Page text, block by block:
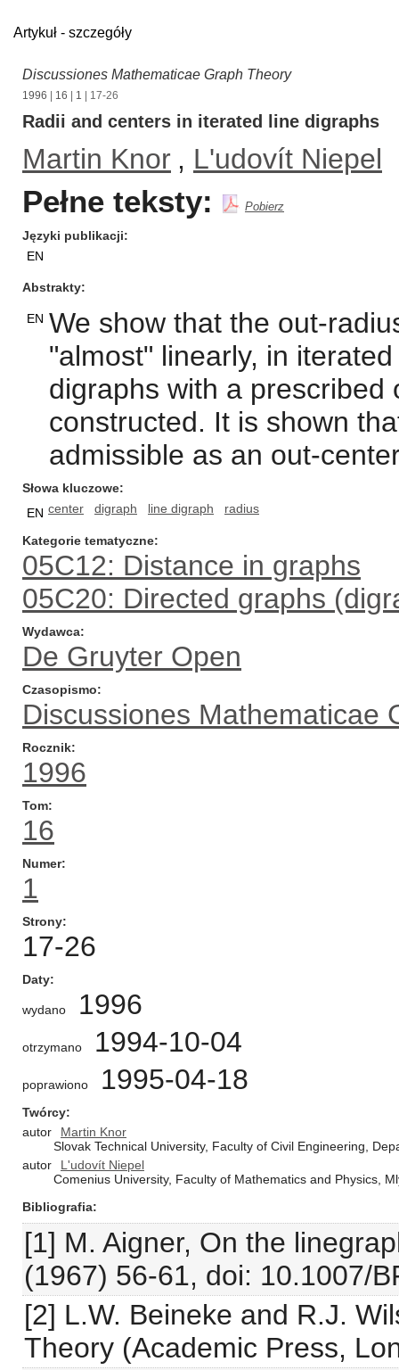
Artykuł - szczegóły
Discussiones Mathematicae Graph Theory
1996 16 1 | 17-26
Radii and centers in iterated line digraphs
Martin Knor , L'udovít Niepel
Pełne teksty: Pobierz
Języki publikacji
EN
Abstrakty
EN We show that the out-
"almost" linearly, in
digraphs with a prescribed
constructed. It is shown
admissible as an out-
Słowa kluczowe
EN center digraph line digraph radius
Kategorie tematyczne
05C12: Distance in graphs
05C20: Directed graphs
Wydawca
De Gruyter Open
Czasopismo
Discussiones Mathematicae
Rocznik
1996
Tom
16
Numer
1
Strony
17-26
Daty
wydano 1996
otrzymano 1994-10-04
poprawiono 1995-04-18
Twórcy
autor
Martin Knor
Slovak Technical University, Faculty of Civil Engineering,
autor
L'udovít Niepel
Comenius University, Faculty of Mathematics and Physics,
Bibliografia
[1] M. Aigner, On the
(1967) 56-61, doi: 10.1007/
[2] L.W. Beineke and R.J.
Theory (Academic Press,